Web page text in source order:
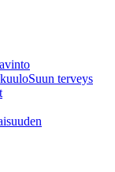
Suun terveys